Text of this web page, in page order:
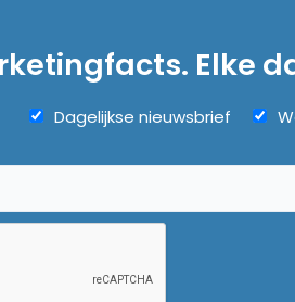
Elke
Dagelijkse nieuwsbrief